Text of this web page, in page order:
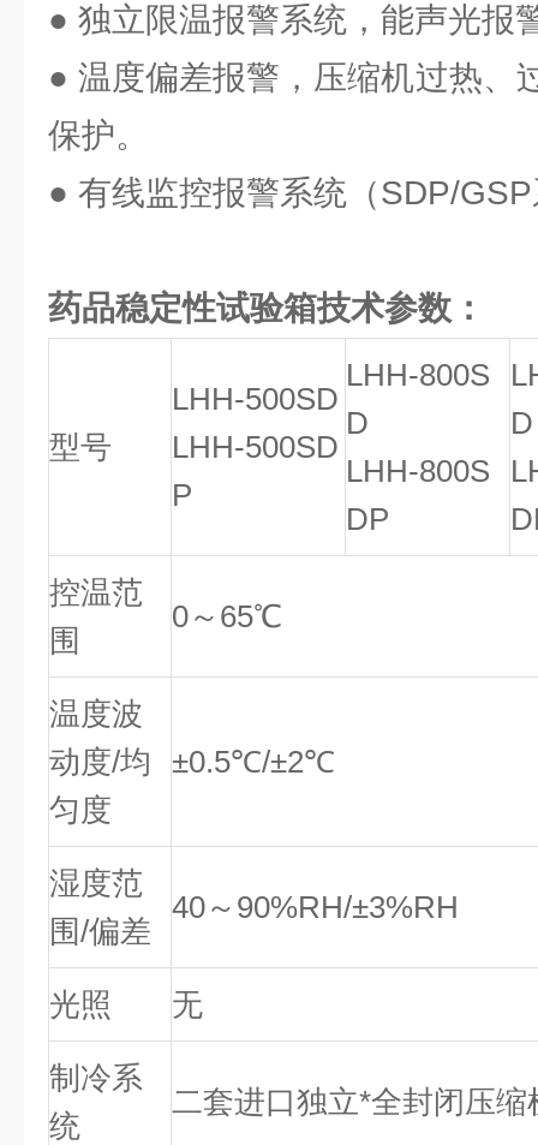
● 独立限温报警系统，能声光报
● 温度偏差报警，压缩机过热、
保护。
● 有线监控报警系统（SDP/
药品稳定性试验箱技术参数：
型号
LHH-500SD
LHH-500SD
P
LHH-800S
D
LHH-800S
DP
D
控温范
围
0～65℃
温度波
动度/均
匀度
±0.5℃/±2℃
湿度范
围/偏差
40～90%RH/±3%RH
光照 无
制冷系
统
二套进口独立*全封闭压缩